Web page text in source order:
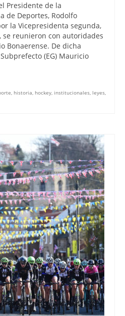
Presidente de la
de Deportes, Rodolfo
la Vicepresidenta segunda,
se reunieron con autoridades
Bonaerense. De dicha
(EG) Mauricio
, historia, hockey, institucionales, leyes,